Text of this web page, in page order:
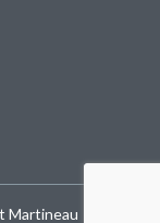
Martineau